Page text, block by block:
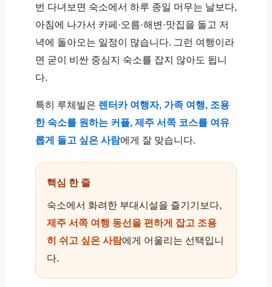
번 다녀보면 숙소에서 하루 종일 머무는 날보다,
아침에 나가서 카페·오름·해변·맛집을 돌고 저
녁에 돌아오는 일정이 많습니다. 그런 여행이라
면 굳이 비싼 중심지 숙소를 잡지 않아도 됩니
다.
특히 루체빌은 렌터카 여행자, 가족 여행, 조용
한 숙소를 원하는 커플, 제주 서쪽 코스를 여유
롭게 돌고 싶은 사람에게 잘 맞습니다.
핵심 한 줄
숙소에서 화려한 부대시설을 즐기기보다,
제주 서쪽 여행 동선을 편하게 잡고 조용
히 쉬고 싶은 사람에게 어울리는 선택입니
다.